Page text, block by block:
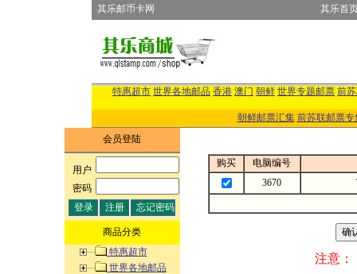
其乐邮币卡网 其乐首
特惠超市 世界各地邮品 香港 澳门 朝鲜 世界专题邮票 前
朝鲜邮票汇集 前苏联邮票专
会员登陆
用户:
密码:
商品分类
特惠超市
世界各地邮品
购买
电脑编号
3670
注意：